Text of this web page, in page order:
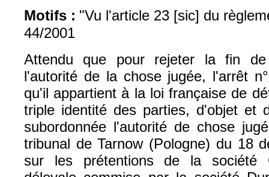
Motifs : "Vu l'article 23 [sic] du
44/2001
Attendu que pour rejeter la fin
l'autorité de la chose jugée, l'arrêt
qu'il appartient à la loi française de
triple identité des parties, d'objet et
subordonnée l'autorité de chose
tribunal de Tarnow (Pologne) du 18
sur les prétentions de la société